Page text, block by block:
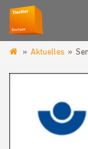
Aktuelles